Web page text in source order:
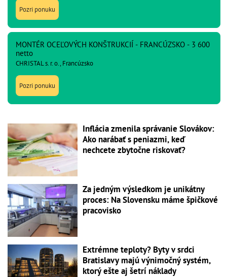
Pozri ponuku
MONTÉR OCEĽOVÝCH KONŠTRUKCIÍ - FRANCÚZSKO - 3 600
netto
CHRISTAL s. r. o., Francúzsko
Pozri ponuku
Inflácia zmenila správanie Slovákov:
Ako narábať s peniazmi, keď
nechcete zbytočne riskovať?
Za jedným výsledkom je unikátny
proces: Na Slovensku máme špičkové
pracovisko
Extrémne teploty? Byty v srdci
Bratislavy majú výnimočný systém,
ktorý ešte aj šetrí náklady